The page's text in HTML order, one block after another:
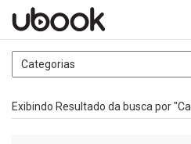
Exibindo Resultado da busca por